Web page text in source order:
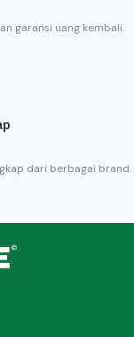
garansi uang kembali.
dari berbagai brand.